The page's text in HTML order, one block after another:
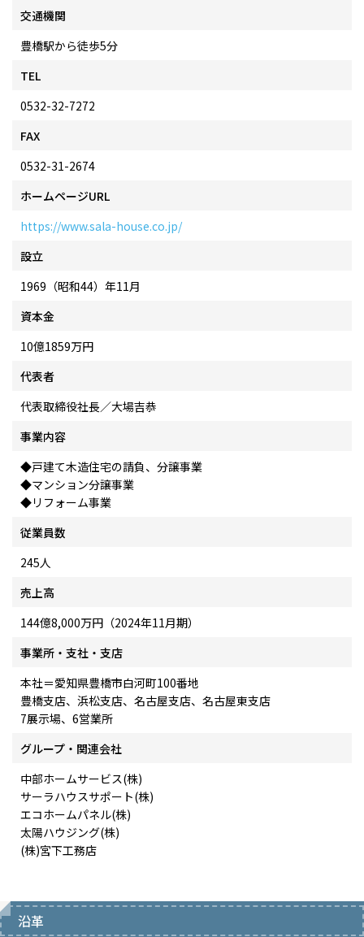
交通機関
豊橋駅から徒歩5分
TEL
0532-32-7272
FAX
0532-31-2674
ホームページURL
https://www.sala-house.co.jp/
設立
1969（昭和44）年11月
資本金
10億1859万円
代表者
代表取締役社長／大場吉恭
事業内容
◆戸建て木造住宅の請負、分譲事業
◆マンション分譲事業
◆リフォーム事業
従業員数
245人
売上高
144億8,000万円（2024年11月期）
事業所・支社・支店
本社＝愛知県豊橋市白河町100番地
豊橋支店、浜松支店、名古屋支店、名古屋東支店
7展示場、6営業所
グループ・関連会社
中部ホームサービス(株)
サーラハウスサポート(株)
エコホームパネル(株)
太陽ハウジング(株)
(株)宮下工務店
沿革